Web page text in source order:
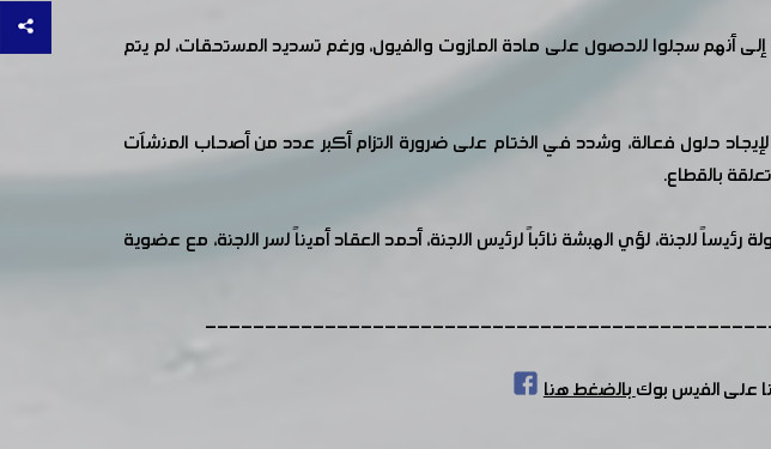
أنهم سجلوا للحصول على مادة المازوت والفيول، ورغم تسديد المستحقات، لم يتم
حلول فعالة، وشدد في الختام على ضرورة التزام أكبر عدد من أصحاب المنشآت
بالقطاع.
للجنة، لؤي الهبشة نائباً لرئيس اللجنة، أحمد العقاد أميناً لسر اللجنة، مع عضوية
على الفيس بوكبالضغط هنا